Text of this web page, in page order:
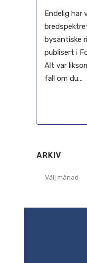
Endelig har
bysantiske
publisert i
Alt var
fall om du...
ARKIV
Arkiv